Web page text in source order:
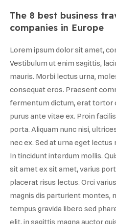
The 8 best business
companies in Europe
Lorem ipsum dolor sit amet,
Vestibulum ut enim sagittis,
mauris. Morbi lectus urna,
consequat eros. Praesent
fermentum dictum, erat tortor
purus ante vitae ex. Proin
porta. Aliquam nunc nisi,
nec ex. Sed at urna eget
In tincidunt interdum mollis.
sit amet ex sit amet, varius
placerat risus lectus. Orci
magnis dis parturient montes,
tempus gravida libero sed
elit, in sagittis magna auctor